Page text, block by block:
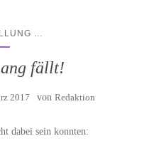
fällt!
2017 von Redaktion
dabei sein konnten: